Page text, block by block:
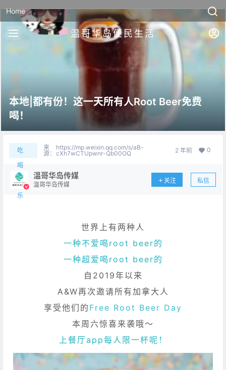
Home
温哥华岛便民生活
本地|都有份！这一天所有人Root Beer免费
喝！
吃
喝
玩
乐
来
源：
https://mp.weixin.qq.com/s/aB-
cXh7wCTUpwnr-Qb00OQ
2 年前 0
温哥华岛传媒
温哥华岛传媒
关注 私信
世界上有两种人
一种不爱喝root beer的
一种超爱喝root beer的
自2019年以来
A&W再次邀请所有加拿大人
享受他们的 Free Root Beer Day
本周六惊喜来袭哦～
上餐厅app每人限一杯呢！